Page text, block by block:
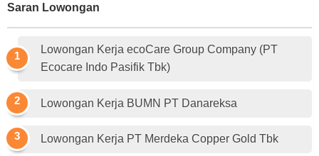
Saran Lowongan
Lowongan Kerja ecoCare Group Company (PT
Ecocare Indo Pasifik Tbk)
Lowongan Kerja BUMN PT Danareksa
Lowongan Kerja PT Merdeka Copper Gold Tbk